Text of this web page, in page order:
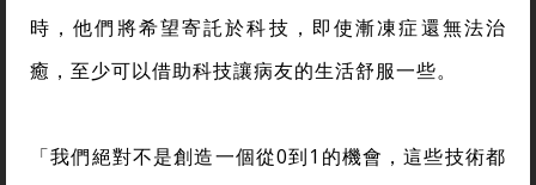
時，他們將希望寄託於科技，即使漸凍症還無法治
癒，至少可以借助科技讓病友的生活舒服一些。
「我們絕對不是創造一個從0到1的機會，這些技術都